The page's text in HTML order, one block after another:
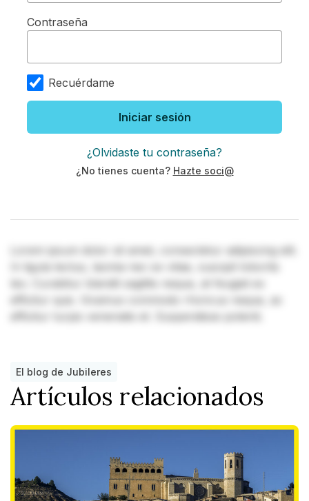
Lorem ipsum dolor sit amet, consectetur adipiscing elit.
In ligula lectus, lacinia nec ex vitae, suscipit lobortis
leo. Curabitur blandit sagittis neque, at feugiat ex
efficitur quis. Vivamus commodo rhoncus neque, ac
efficitur turpis venenatis et. Suspendisse potenti.
Contraseña
Recuérdame
Iniciar sesión
¿Olvidaste tu contraseña?
¿No tienes cuenta? Hazte soci@
El blog de Jubileres
Artículos relacionados